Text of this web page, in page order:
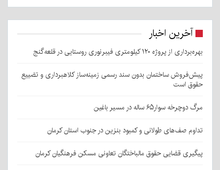
آخرین اخبار
بهره‌برداری از پروژه ۱۲۰ کیلومتری فیبرنوری روستایی در قلعه‌گنج
پیش‌فروش ساختمان بدون سند رسمی زمینه‌ساز کلاهبرداری و تضییع
حقوق است
مرگ دوچرخه سوار۶۵ ساله در مسیر باغین
تداوم صف‌های طولانی و کمبود بنزین در جنوب استان کرمان
پیگیری قضایی حقوق مالباختگان تعاونی مسکن فرهنگیان کرمان